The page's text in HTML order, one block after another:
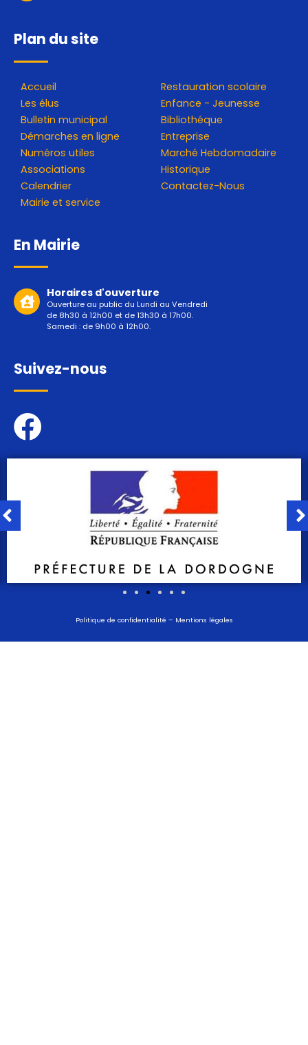
Plan du site
Accueil
Les élus
Bulletin municipal
Démarches en ligne
Numéros utiles
Associations
Calendrier
Mairie et service
Restauration scolaire
Enfance - Jeunesse
Bibliothéque
Entreprise
Marché Hebdomadaire
Historique
Contactez-Nous
En Mairie
Horaires d'ouverture
Ouverture au public du Lundi au Vendredi
de 8h30 à 12h00 et de 13h30 à 17h00.
Samedi : de 9h00 à 12h00.
Suivez-nous
Politique de confidentialité – Mentions légales